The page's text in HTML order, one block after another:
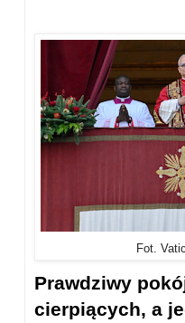
Fot.
Prawdziwy
cierpiących, a